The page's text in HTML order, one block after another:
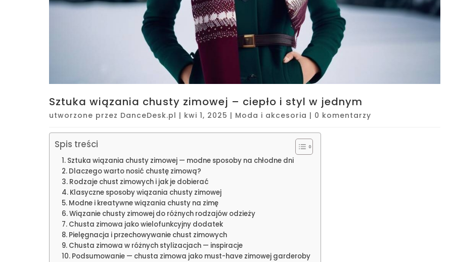
Sztuka wiązania chusty zimowej – ciepło i styl w jednym
utworzone przez DanceDesk.pl | kwi 1, 2025 | Moda i akcesoria | 0 komentarzy
Spis treści
Sztuka wiązania chusty zimowej — modne sposoby na chłodne dni
Dlaczego warto nosić chustę zimową?
Rodzaje chust zimowych i jak je dobierać
Klasyczne sposoby wiązania chusty zimowej
Modne i kreatywne wiązania chusty na zimę
Wiązanie chusty zimowej do różnych rodzajów odzieży
Chusta zimowa jako wielofunkcyjny dodatek
Pielęgnacja i przechowywanie chust zimowych
Chusta zimowa w różnych stylizacjach — inspiracje
Podsumowanie — chusta zimowa jako must-have zimowej garderoby